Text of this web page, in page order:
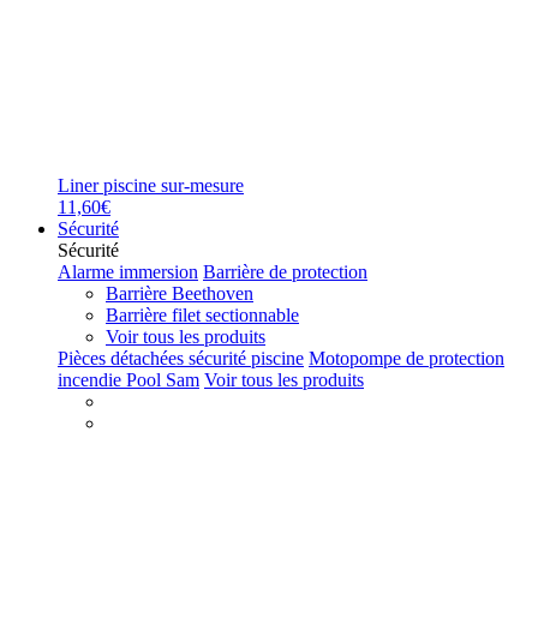
Liner piscine sur-mesure
11,60€
Sécurité
Sécurité
Alarme immersion Barrière de protection
Barrière Beethoven
Barrière filet sectionnable
Voir tous les produits
Pièces détachées sécurité piscine Motopompe de protection
incendie Pool Sam Voir tous les produits